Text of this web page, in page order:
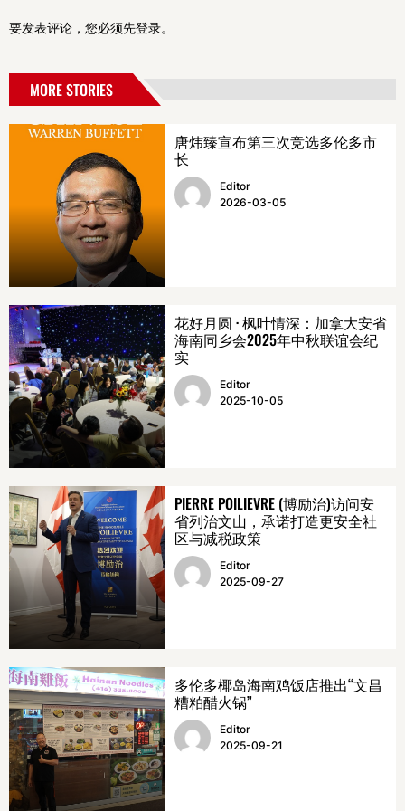
要发表评论，您必须先登录。
MORE STORIES
唐炜臻宣布第三次竞选多伦多市
长
Editor
2026-03-05
花好月圆 · 枫叶情深：加拿大安省
海南同乡会2025年中秋联谊会纪
实
Editor
2025-10-05
PIERRE POILIEVRE (博励治)访问安
省列治文山，承诺打造更安全社
区与减税政策
Editor
2025-09-27
多伦多椰岛海南鸡饭店推出“文昌
糟粕醋火锅”
Editor
2025-09-21